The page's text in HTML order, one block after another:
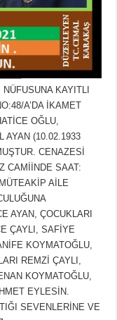
KAYITLI
A’DA İKAMET
OĞLU,
AYAN (10.02.1933
CENAZESİ
CAMİİNDE SAAT:
AİLE
AYAN, ÇOCUKLARI
ÇAYLI, SAFİYE
KOYMATOĞLU,
REMZİ ÇAYLI,
KOYMATOĞLU,
EYLESİN.
SEVENLERİNE VE